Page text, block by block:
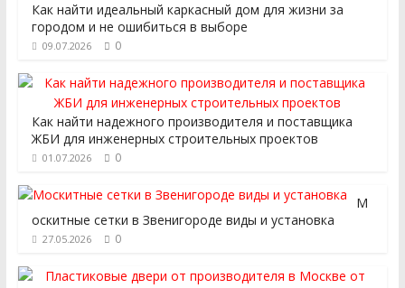
Как найти идеальный каркасный дом для жизни за
городом и не ошибиться в выборе
09.07.2026 0
Как найти надежного производителя и поставщика
ЖБИ для инженерных строительных проектов
01.07.2026 0
М
оскитные сетки в Звенигороде виды и установка
27.05.2026 0